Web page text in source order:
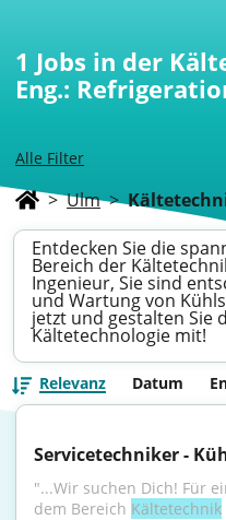
Alle Filter
1 Jobs in der
Eng.:
> Ulm >
Entdecken Sie die
Bereich der
Ingenieur, Sie sind
und Wartung von
jetzt und gestalten Sie
Kältetechnologie mit!
Relevanz Datum
Servicetechniker -
"...Wir suchen Dich! Für
dem Bereich Kältetechnik